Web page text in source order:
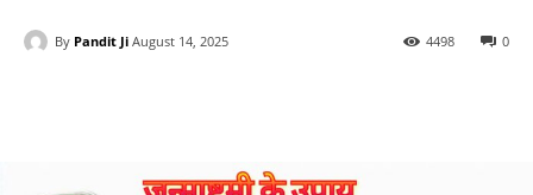
By Pandit Ji August 14, 2025 0
4498